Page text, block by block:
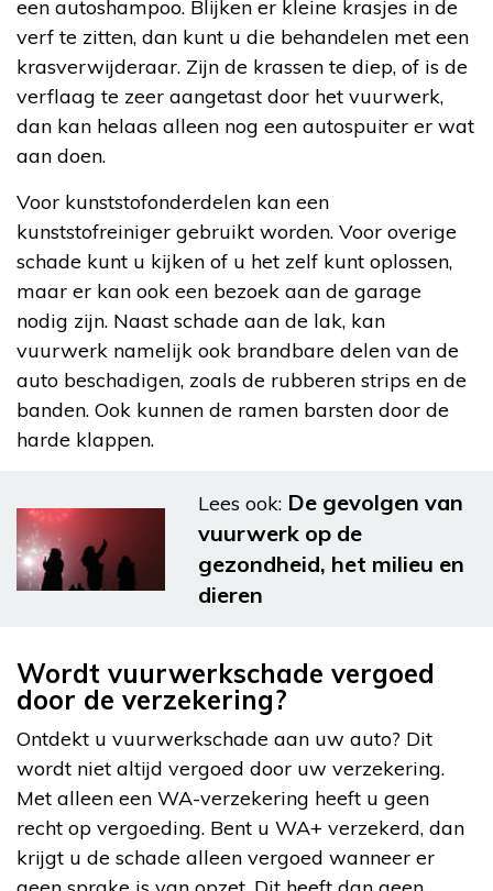
een autoshampoo. Blijken er kleine krasjes in de
verf te zitten, dan kunt u die behandelen met een
krasverwijderaar. Zijn de krassen te diep, of is de
verflaag te zeer aangetast door het vuurwerk,
dan kan helaas alleen nog een autospuiter er wat
aan doen.
Voor kunststofonderdelen kan een
kunststofreiniger gebruikt worden. Voor overige
schade kunt u kijken of u het zelf kunt oplossen,
maar er kan ook een bezoek aan de garage
nodig zijn. Naast schade aan de lak, kan
vuurwerk namelijk ook brandbare delen van de
auto beschadigen, zoals de rubberen strips en de
banden. Ook kunnen de ramen barsten door de
harde klappen.
Lees ook: De gevolgen van
vuurwerk op de
gezondheid, het milieu en
dieren
Wordt vuurwerkschade vergoed
door de verzekering?
Ontdekt u vuurwerkschade aan uw auto? Dit
wordt niet altijd vergoed door uw verzekering.
Met alleen een WA-verzekering heeft u geen
recht op vergoeding. Bent u WA+ verzekerd, dan
krijgt u de schade alleen vergoed wanneer er